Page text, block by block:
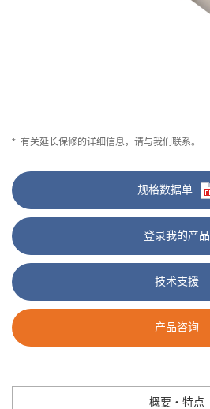
* 有关延长保修的详细信息，请与我们联系。
规格数据单
登录我的产品
技术支援
产品咨询
概要・特点